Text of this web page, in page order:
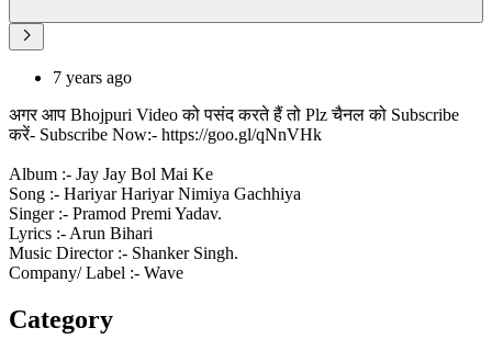
7 years ago
अगर आप Bhojpuri Video को पसंद करते हैं तो Plz चैनल को Subscribe
करें- Subscribe Now:- https://goo.gl/qNnVHk
Album :- Jay Jay Bol Mai Ke
Song :- Hariyar Hariyar Nimiya Gachhiya
Singer :- Pramod Premi Yadav.
Lyrics :- Arun Bihari
Music Director :- Shanker Singh.
Company/ Label :- Wave
Category